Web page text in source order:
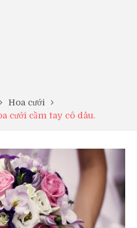
Hoa cưới
cưới cầm tay cô dâu.